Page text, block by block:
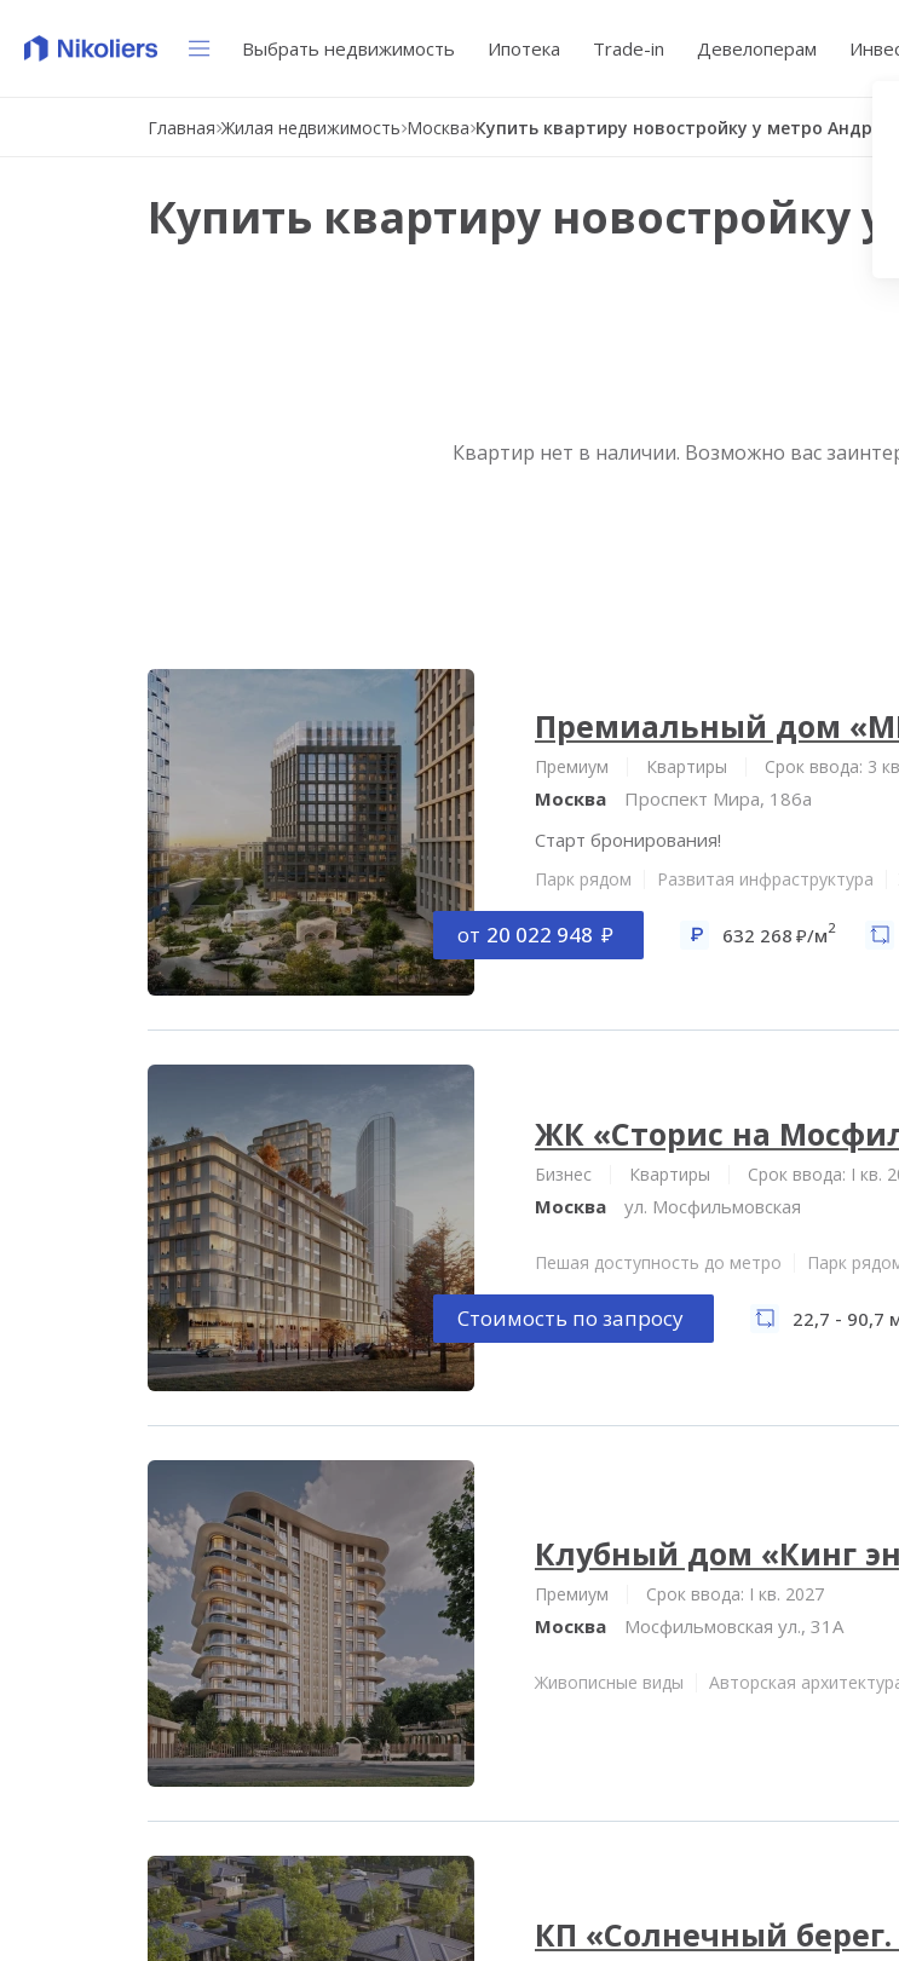
Выбрать недвижимость Ипотека Trade-in Девелоперам
Главная Жилая недвижимость Москва Купить квартиру новостройку у метро
Купить квартиру новостройку
Квартир нет в наличии. Возможно вас
Премиальный дом
Премиум Квартиры Срок ввода: 3
Москва
Проспект Мира, 186а
Старт бронирования!
Парк рядом Развитая инфраструктура
от 20 022 948 632 268 /м2
ЖК «Сторис на
Бизнес Квартиры Срок ввода: I кв.
Москва ул. Мосфильмовская
Пешая доступность до метро Парк
Стоимость по запросу 22,7 - 90,7
Клубный дом «Кинг
Премиум Срок ввода: I кв. 2027
Москва Мосфильмовская ул., 31А
Живописные виды Авторская
КП «Солнечный берег.